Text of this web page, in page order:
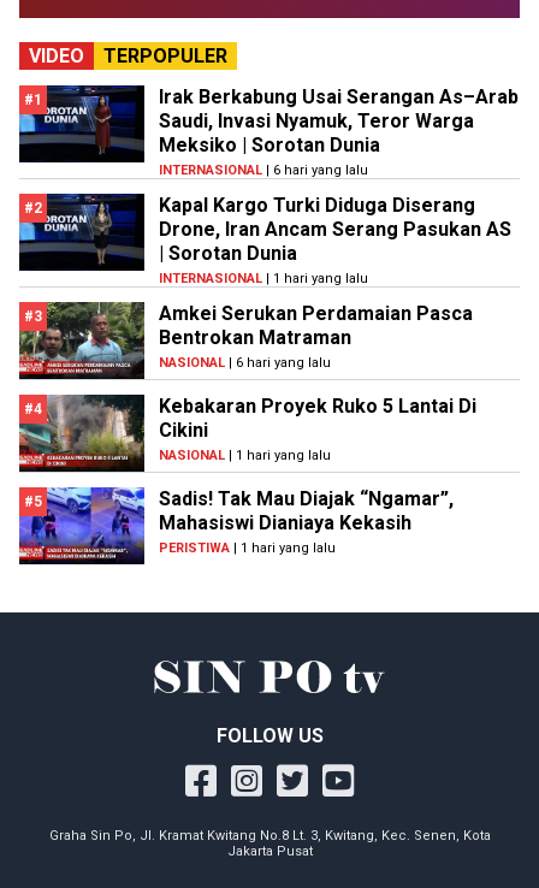
VIDEO TERPOPULER
#1
Irak Berkabung Usai Serangan As–Arab
Saudi, Invasi Nyamuk, Teror Warga
Meksiko | Sorotan Dunia
INTERNASIONAL | 6 hari yang lalu
#2
Kapal Kargo Turki Diduga Diserang
Drone, Iran Ancam Serang Pasukan AS
| Sorotan Dunia
INTERNASIONAL | 1 hari yang lalu
#3
Amkei Serukan Perdamaian Pasca
Bentrokan Matraman
NASIONAL | 6 hari yang lalu
#4
Kebakaran Proyek Ruko 5 Lantai Di
Cikini
NASIONAL | 1 hari yang lalu
#5
Sadis! Tak Mau Diajak “Ngamar”,
Mahasiswi Dianiaya Kekasih
PERISTIWA | 1 hari yang lalu
FOLLOW US
Graha Sin Po, Jl. Kramat Kwitang No.8 Lt. 3, Kwitang, Kec. Senen, Kota
Jakarta Pusat